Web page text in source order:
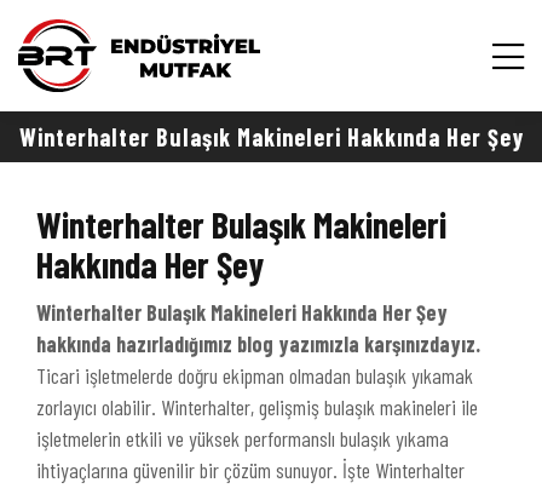
Winterhalter Bulaşık Makineleri Hakkında Her Şey
Winterhalter Bulaşık Makineleri
Hakkında Her Şey
Winterhalter Bulaşık Makineleri Hakkında Her Şey
hakkında hazırladığımız blog yazımızla karşınızdayız.
Ticari işletmelerde doğru ekipman olmadan bulaşık yıkamak
zorlayıcı olabilir. Winterhalter, gelişmiş bulaşık makineleri ile
işletmelerin etkili ve yüksek performanslı bulaşık yıkama
ihtiyaçlarına güvenilir bir çözüm sunuyor. İşte Winterhalter